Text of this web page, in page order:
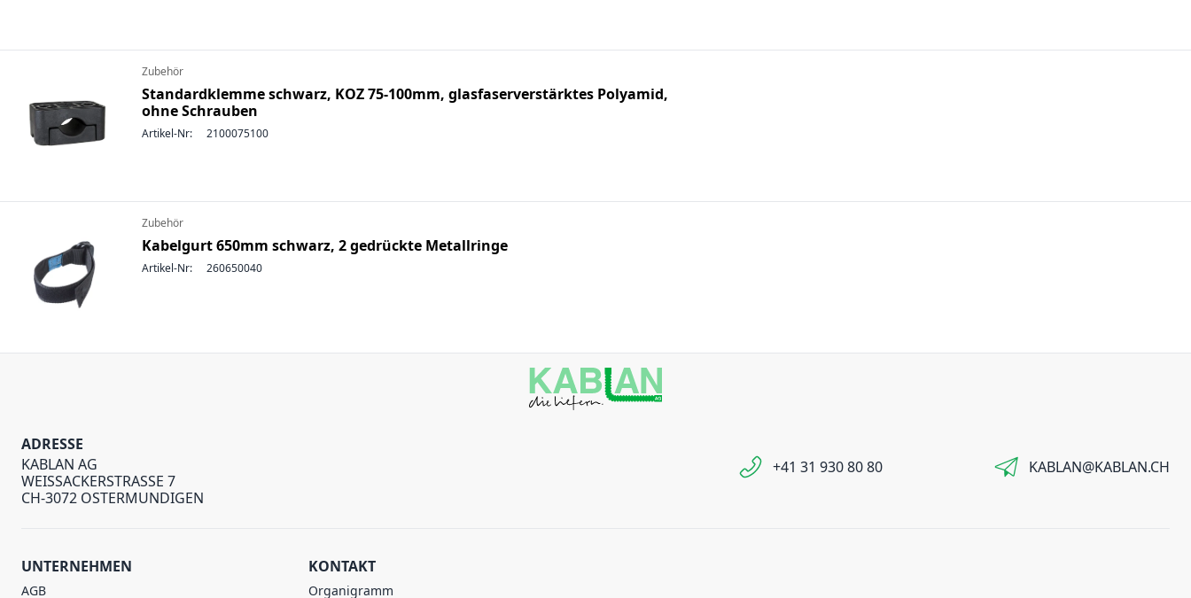
Zubehör
Standardklemme schwarz, KOZ 75-100mm, glasfaserverstärktes Polyamid,
ohne Schrauben
Artikel-Nr: 2100075100
Zubehör
Kabelgurt 650mm schwarz, 2 gedrückte Metallringe
Artikel-Nr: 260650040
ADRESSE
KABLAN AG
WEISSACKERSTRASSE 7
CH-3072 OSTERMUNDIGEN
+41 31 930 80 80 KABLAN@KABLAN.CH
UNTERNEHMEN
AGB
KONTAKT
Organigramm